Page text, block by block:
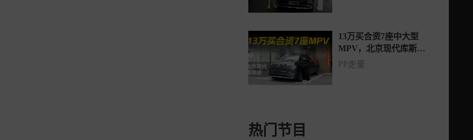
13万买合资7座中大型
MPV，北京现代库斯途
怎么选？
PP走量
热门节目